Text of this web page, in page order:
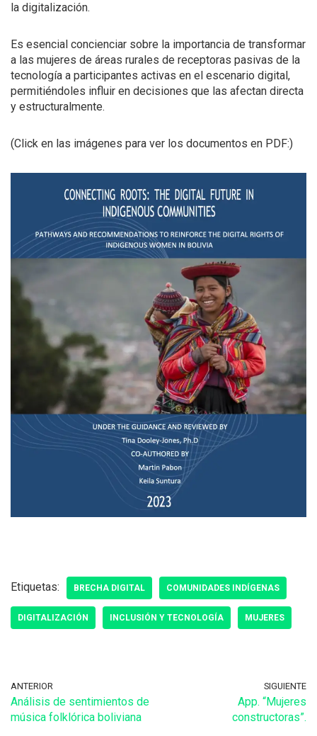
la digitalización.
Es esencial concienciar sobre la importancia de transformar
a las mujeres de áreas rurales de receptoras pasivas de la
tecnología a participantes activas en el escenario digital,
permitiéndoles influir en decisiones que las afectan directa
y estructuralmente.
(Click en las imágenes para ver los documentos en PDF:)
Etiquetas: BRECHA DIGITAL COMUNIDADES INDÍGENAS
DIGITALIZACIÓN INCLUSIÓN Y TECNOLOGÍA MUJERES
ANTERIOR
Análisis de sentimientos de
música folklórica boliviana
SIGUIENTE
App. “Mujeres
constructoras”.